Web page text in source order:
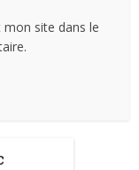
site dans le